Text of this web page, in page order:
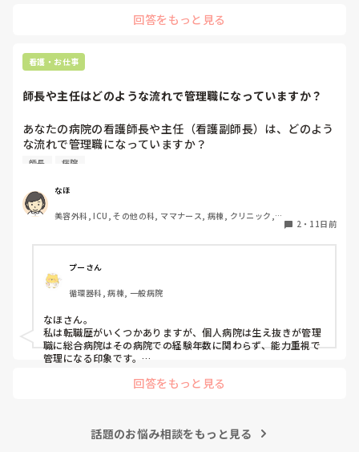
ナガイレーベンのものはまず壊れません！
スクラブは色とりどりすぎるのは患者さんから見て分かりづら
回答をもっと見る
看護・お仕事
師長や主任はどのような流れで管理職になっていますか？
あなたの病院の看護師長や主任（看護副師長）は、どのよう
な流れで管理職になっていますか？
・年代
・仕事の仕方      などなど
いで主任になる方が多かった印象です。
その後数年して師長に昇任するイメージでした。
また、師長に昇任するときは部署異動している人が多かった
師長 病院
なほ
美容外科, ICU, その他の科, ママナース, 病棟, クリニック,
2 ・ 11日前
プーさん
循環器科, 病棟, 一般病院
なほさん。
私は転職歴がいくつかありますが、個人病院は生え抜きが管理
職に総合病院はその病院での経験年数に関わらず、能力重視で
管理になる印象です。
要したり、少数派なので、病院的に変化を拒んでるのかな〜と
総合病院では師長、主任になる前には部署異動を経験するの
回答をもっと見る
話題のお悩み相談をもっと見る